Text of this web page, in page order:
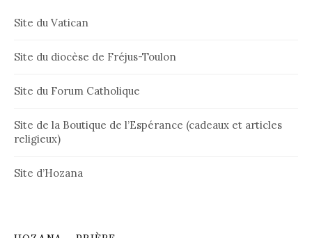
Site du Vatican
Site du diocèse de Fréjus-Toulon
Site du Forum Catholique
Site de la Boutique de l’Espérance (cadeaux et articles
religieux)
Site d’Hozana